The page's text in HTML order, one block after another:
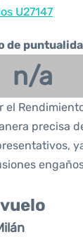
U27147
de
n/a
el
precisa